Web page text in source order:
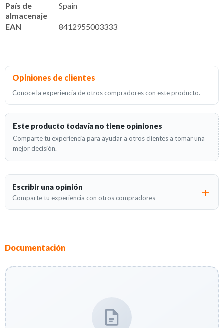
País de
almacenaje
Spain
EAN 8412955003333
Opiniones de clientes
Conoce la experiencia de otros compradores con este producto.
Este producto todavía no tiene opiniones
Comparte tu experiencia para ayudar a otros clientes a tomar una
mejor decisión.
Escribir una opinión
Comparte tu experiencia con otros compradores
Documentación